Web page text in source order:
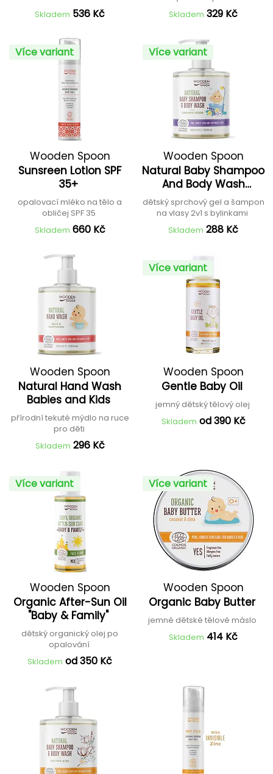
Skladem 536 Kč
Skladem 329 Kč
Více variant
Wooden Spoon
Sunsreen Lotion SPF
35+
opalovací mléko na tělo a
obličej SPF 35
Skladem 660 Kč
Více variant
Wooden Spoon
Natural Baby Shampoo
And Body Wash
"Organic Herbs"
dětský sprchový gel a šampon
na vlasy 2v1 s bylinkami
Skladem 288 Kč
Wooden Spoon
Natural Hand Wash
Babies and Kids
přírodní tekuté mýdlo na ruce
pro děti
Skladem 296 Kč
Více variant
Wooden Spoon
Gentle Baby Oil
jemný dětský tělový olej
Skladem od 390 Kč
Více variant
Wooden Spoon
Organic After-Sun Oil
"Baby & Family"
dětský organický olej po
opalování
Skladem od 350 Kč
Více variant
Wooden Spoon
Organic Baby Butter
jemné dětské tělové máslo
Skladem 414 Kč